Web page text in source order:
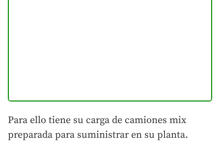
Para ello tiene su carga de camiones mix
preparada para suministrar en su planta.